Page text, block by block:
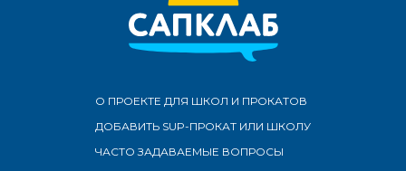
О ПРОЕКТЕ ДЛЯ ШКОЛ И ПРОКАТОВ
ДОБАВИТЬ SUP-ПРОКАТ ИЛИ ШКОЛУ
ЧАСТО ЗАДАВАЕМЫЕ ВОПРОСЫ